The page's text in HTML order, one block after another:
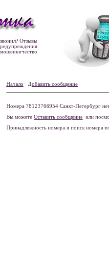
Отзывы
Начало Добавить сообщение
Номера 78123766954 Санкт-Петербург
Вы можете Оставить сообщение или
Принадлежность номера и поиск номера